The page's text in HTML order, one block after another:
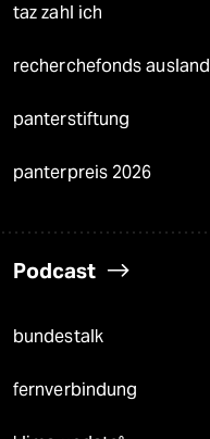
taz zahl ich
recherchefonds ausland
panterstiftung
panterpreis 2026
Podcast
bundestalk
fernverbindung